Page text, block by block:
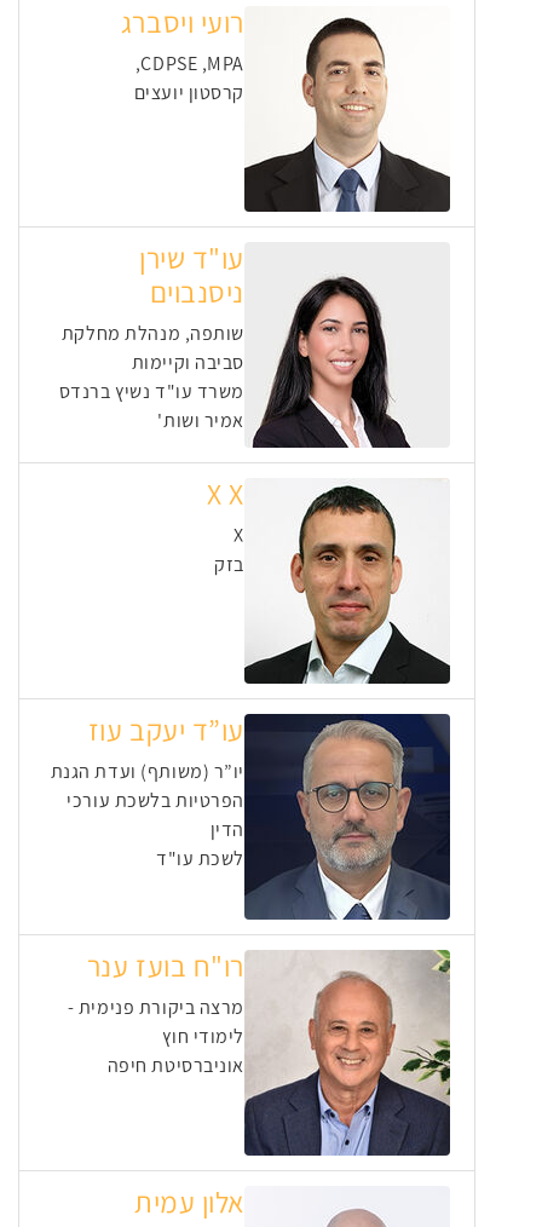
רועי ויסברג
CDPSE ,MPA,
קרסטון יועצים
עו"ד שירן
ניסנבוים
שותפה, מנהלת מחלקת
סביבה וקיימות
משרד עו"ד נשיץ ברנדס
אמיר ושות'
X X
X
בזק
עו”ד יעקב עוז
יו”ר (משותף) ועדת הגנת
הפרטיות בלשכת עורכי
הדין
לשכת עו"ד
רו"ח בועז ענר
מרצה ביקורת פנימית -
לימודי חוץ
אוניברסיטת חיפה
אלון עמית